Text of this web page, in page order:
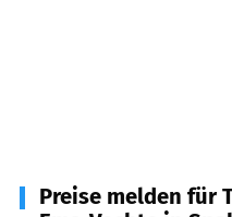
Preise melden für